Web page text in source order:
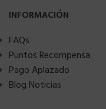
INFORMACIÓN
FAQs
Puntos Recompensa
Pago Aplazado
Blog Noticias